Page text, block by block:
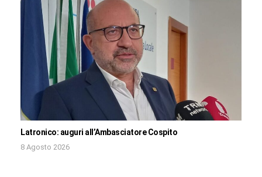
Latronico: auguri all’Ambasciatore Cospito
8 Agosto 2026